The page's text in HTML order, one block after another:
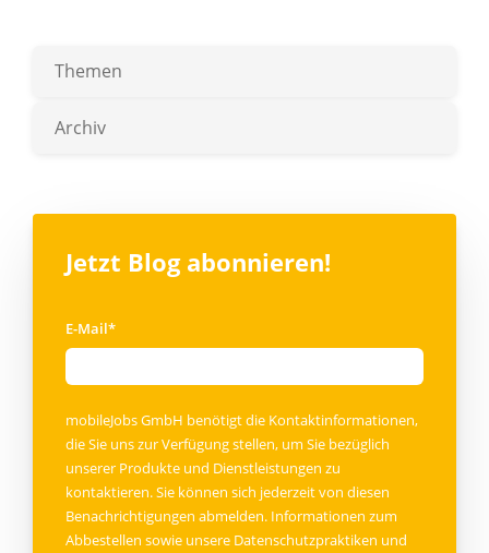
Themen
Archiv
Jetzt Blog abonnieren!
E-Mail*
mobileJobs GmbH benötigt die Kontaktinformationen,
die Sie uns zur Verfügung stellen, um Sie bezüglich
unserer Produkte und Dienstleistungen zu
kontaktieren. Sie können sich jederzeit von diesen
Benachrichtigungen abmelden. Informationen zum
Abbestellen sowie unsere Datenschutzpraktiken und